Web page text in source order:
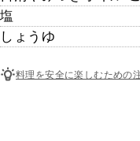
塩
しょうゆ
料理を安全に楽しむための